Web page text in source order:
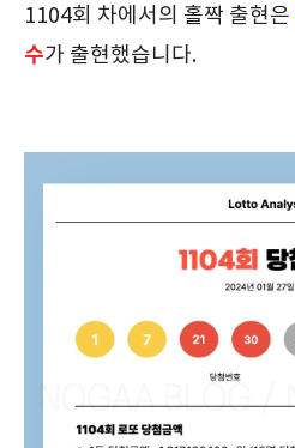
1104회 차에서의 홀짝 출현은
수가 출현했습니다.